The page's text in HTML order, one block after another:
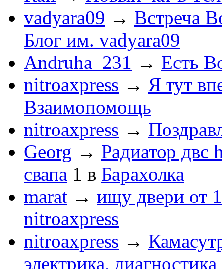
vadyara09 → Встреча
Блог им. vadyara09
Andruha_231 → Есть
nitroaxpress → Я тут
Взаимопомощь
nitroaxpress →
Georg → Радиатор двс
свапа 1 в Барахолка
marat → ищу двери от
nitroaxpress
nitroaxpress →
электрика,